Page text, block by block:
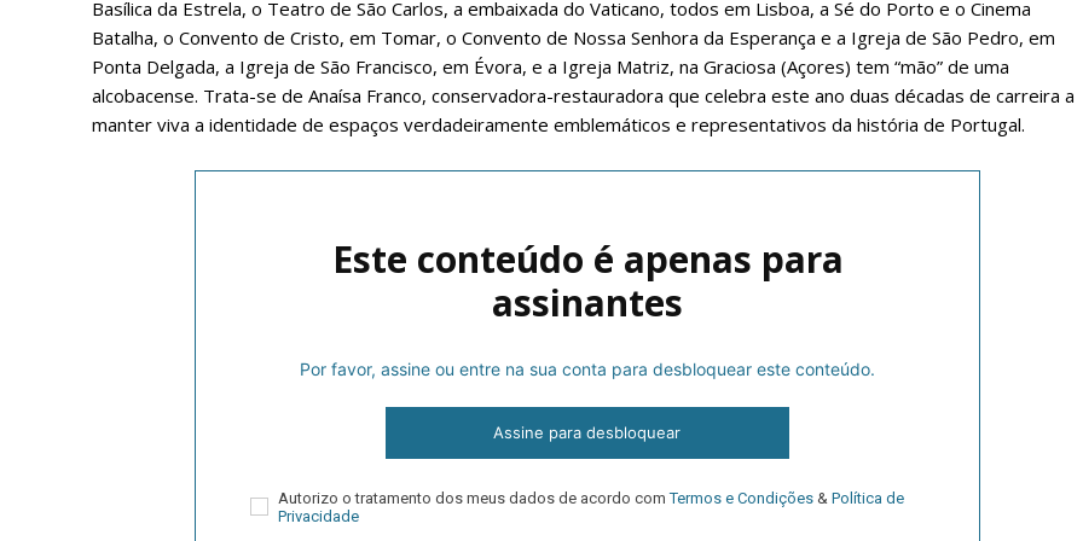
Planos de Assinatura
Faça-se assinante do Região de Cister e ajude-nos a manter este
Sendo assinante terá acesso a todos os conteúdos exclusivos e versões digitais.
Basílica da Estrela, o Teatro de São Carlos, a embaixada do Vaticano, todos em Lisboa, a Sé do Porto e o Cinema
Batalha, o Convento de Cristo, em Tomar, o Convento de Nossa Senhora da Esperança e a Igreja de São Pedro, em
Ponta Delgada, a Igreja de São Francisco, em Évora, e a Igreja Matriz, na Graciosa (Açores) tem “mão” de uma
alcobacense. Trata-se de Anaísa Franco, conservadora-restauradora que celebra este ano duas décadas de carreira a
manter viva a identidade de espaços verdadeiramente emblemáticos e representativos da história de Portugal.
Este conteúdo é apenas para
assinantes
Por favor, assine ou entre na sua conta para desbloquear este conteúdo.
Assine para desbloquear
Autorizo o tratamento dos meus dados de acordo comTermos e Condições & Política de
Privacidade